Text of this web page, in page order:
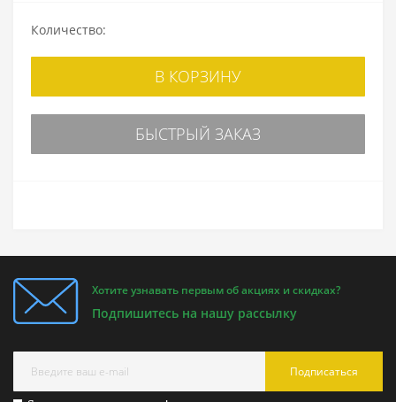
Количество:
В КОРЗИНУ
БЫСТРЫЙ ЗАКАЗ
Хотите узнавать первым об акциях и скидках?
Подпишитесь на нашу рассылку
Подписаться